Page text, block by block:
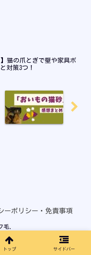
】猫の爪とぎで壁や家具ボ
対策3つ！
ーポリシー・免責事項
毛.
トップ サイドバー